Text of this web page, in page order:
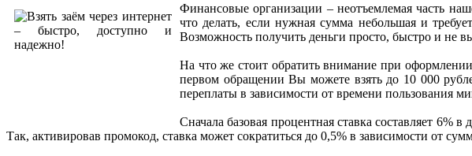
Финансовые организации – неотъемлемая часть
что делать, если нужная сумма небольшая и
Возможность получить деньги просто, быстро и не
На что же стоит обратить внимание при
первом обращении Вы можете взять до 10 000
переплаты в зависимости от времени пользования
Сначала базовая процентная ставка составляет
Так, активировав промокод, ставка может сократиться до 0,5% в зависимости от